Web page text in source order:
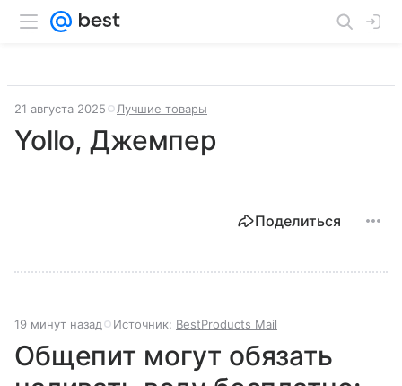
21 августа 2025 Лучшие товары
Yollo, Джемпер
Поделиться
19 минут назад Источник: BestProducts Mail
Общепит могут обязать